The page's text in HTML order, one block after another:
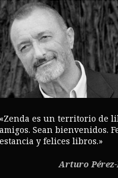
es un territorio de
Sean bienvenidos.
y felices libros.»
Arturo Pérez-